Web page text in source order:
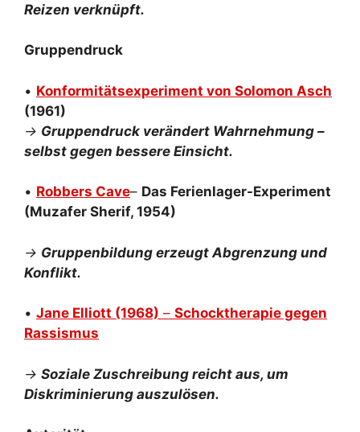
Reizen verknüpft.
Gruppendruck
• Konformitätsexperiment von Solomon Asch
(1961)
→ Gruppendruck verändert Wahrnehmung –
selbst gegen bessere Einsicht.
• Robbers Cave– Das Ferienlager-Experiment
(Muzafer Sherif, 1954)
→ Gruppenbildung erzeugt Abgrenzung und
Konflikt.
• Jane Elliott (1968) – Schocktherapie gegen
Rassismus
→ Soziale Zuschreibung reicht aus, um
Diskriminierung auszulösen.